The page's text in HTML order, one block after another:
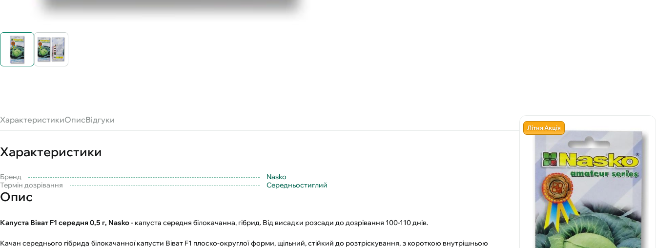
ХарактеристикиОписВідгуки
Характеристики
Бренд
Nasko
Термін дозрівання
Середньостиглий
Опис
Капуста Віват F1 середня 0,5 г, Nasko- капуста середня білокачанна, гібрид. Від висадки розсади до дозрівання 100-110 днів.
Качан середнього гібрида білокачанної капусти Віват F1 плоско-округлої форми, щільний, стійкий до розтріскування, з короткою внутрішньою
Літня Акція